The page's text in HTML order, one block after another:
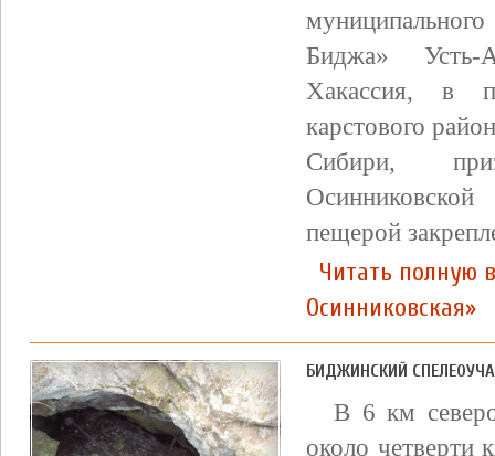
Биджа» Усть-
Хакассия, в
карстового
Сибири,
пещерой
Читать полную
Осинниковская»
БИДЖИНСКИЙ
В 6 км
около четверти